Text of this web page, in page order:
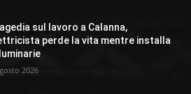
sul lavoro a Calanna,
perde la vita mentre installa
2026